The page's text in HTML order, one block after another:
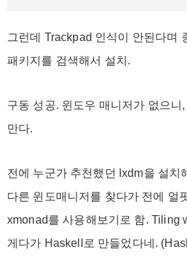
그런데 Trackpad 인식이 안된다며
패키지를 검색해서 설치.
구동 성공. 윈도우 매니저가 없으니
만다.
전에 누군가 추천했던 lxdm을 설치
다른 윈도매니저를 찾다가 전에 얼
xmonad를 사용해보기로 함. Tiling
게다가 Haskell로 만들었다네.